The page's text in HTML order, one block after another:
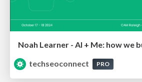
techseoconnect
PRO